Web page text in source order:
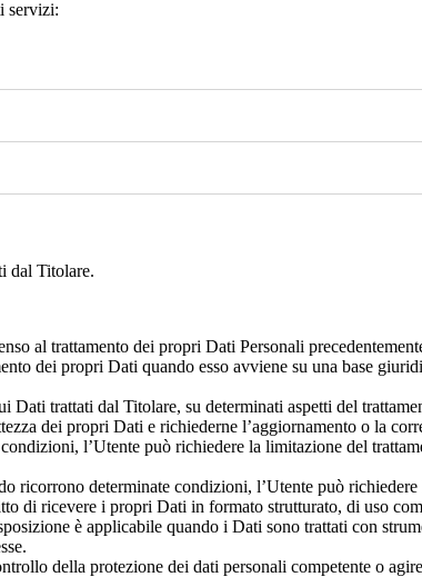
servizi:
dal Titolare.
al trattamento dei propri Dati Personali
dei propri Dati quando esso avviene su una base
trattati dal Titolare, su determinati aspetti del
dei propri Dati e richiederne l’aggiornamento o la
l’Utente può richiedere la limitazione del
ricorrono determinate condizioni, l’Utente può
di ricevere i propri Dati in formato strutturato, di uso
è applicabile quando i Dati sono trattati con
della protezione dei dati personali competente o